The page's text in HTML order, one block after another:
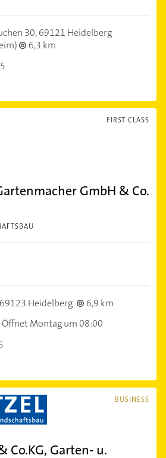
30,69121 Heidelberg
6,3 km
FIRST CLASS
GmbH & Co.
69123 Heidelberg
6,9 km
Öffnet Montag um 08:00
BUSINESS
Co.KG, Garten- u.